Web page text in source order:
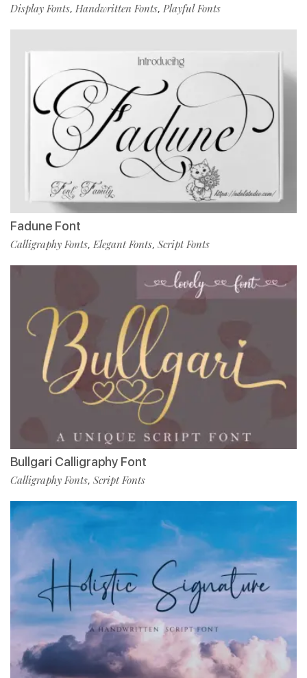
Display Fonts, Handwritten Fonts, Playful Fonts
Fadune Font
Calligraphy Fonts, Elegant Fonts, Script Fonts
Bullgari Calligraphy Font
Calligraphy Fonts, Script Fonts